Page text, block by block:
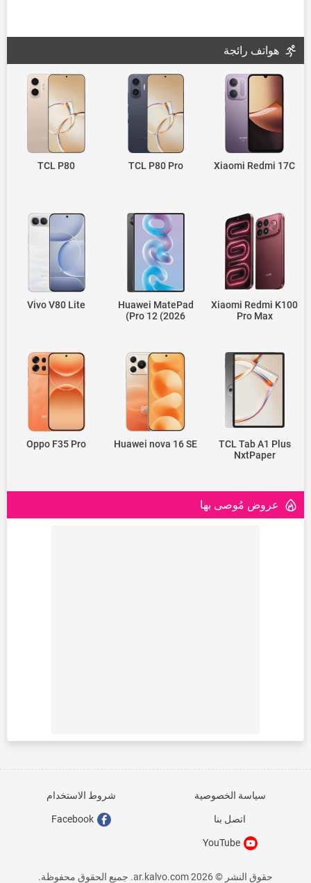
هواتف رائجة
Xiaomi Redmi 17C
TCL P80 Pro
TCL P80
Xiaomi Redmi K100
Pro Max
Huawei MatePad
Pro 12 (2026)
Vivo V80 Lite
TCL Tab A1 Plus
NxtPaper
Huawei nova 16 SE
Oppo F35 Pro
عروض مُوصى بها
سياسة الخصوصية شروط الاستخدام
اتصل بنا
YouTube
حقوق النشر © ar.kalvo.com 2026. جميع الحقوق محفوظة.